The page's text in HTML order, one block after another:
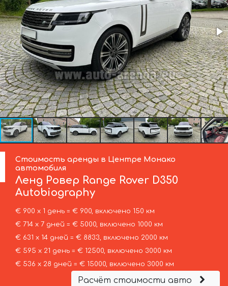
Стоимость аренды в Центре Монако
автомобиля
Ленд Ровер Range Rover D350
Autobiography
€ 900 х 1 день = € 900, включено 150 км
€ 714 х 7 дней = € 5000, включено 1000 км
€ 631 х 14 дней = € 8833, включено 2000 км
€ 595 х 21 день = € 12500, включено 3000 км
€ 536 х 28 дней = € 15000, включено 3000 км
Расчёт стоимости авто